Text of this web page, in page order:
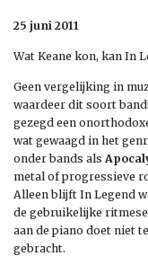
25 juni 2011
Wat Keane kon, kan In
Geen vergelijking in
waardeer dit soort
gezegd een
wat gewaagd in het
onder bands als
metal of progressieve
Alleen blijft In Legend
de gebruikelijke
aan de piano doet niet
gebracht.